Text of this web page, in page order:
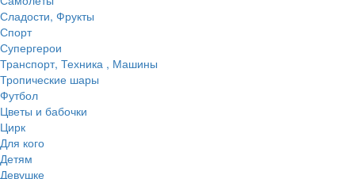
Сладости, Фрукты
Спорт
Супергерои
Транспорт, Техника , Машины
Тропические шары
Футбол
Цветы и бабочки
Цирк
Для кого
Детям
Девушке